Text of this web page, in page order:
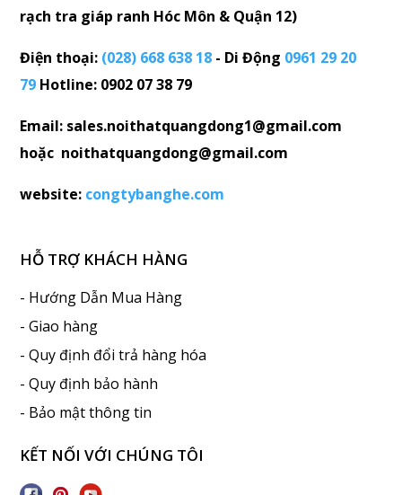
rạch tra giáp ranh Hóc Môn & Quận 12)
Điện thoại: (028) 668 638 18 - Di Động 0961 29 20
79 Hotline: 0902 07 38 79
Email: sales.noithatquangdong1@gmail.com
hoặc noithatquangdong@gmail.com
website: congtybanghe.com
HỖ TRỢ KHÁCH HÀNG
- Hướng Dẫn Mua Hàng
- Giao hàng
- Quy định đổi trả hàng hóa
- Quy định bảo hành
- Bảo mật thông tin
KẾT NỐI VỚI CHÚNG TÔI